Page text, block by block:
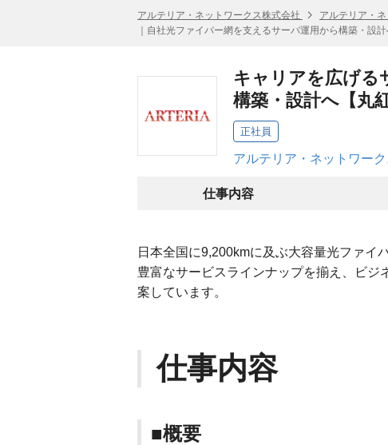
アルテリア・ネットワークス株式会社 アルテリア・
｜自社光ファイバー網を支えるサーバ運用から構築・設
キャリアを広げる
構築・設計へ【丸
正社員
アルテリア・ネットワー
仕事内容
日本全国に9,200kmに及ぶ大容量光ファイ
豊富なサービスラインナップを揃え、ビ
案しています。
仕事内容
■概要